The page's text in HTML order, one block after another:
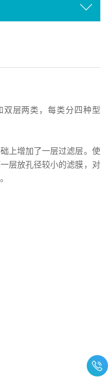
层两类，每类分四种型
上增加了一层过滤层。使
层放孔径较小的滤膜，对